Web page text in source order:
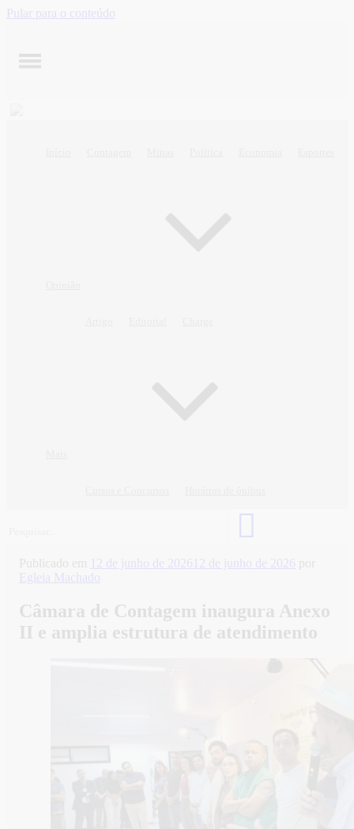
Pular para o conteúdo
Publicado em 12 de junho de 2026 12 de junho de 2026 por
Egleia Machado
Câmara de Contagem inaugura Anexo
II e amplia estrutura de atendimento